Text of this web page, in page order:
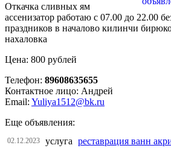
Откачка сливных ям
ассенизатор работаю с 07.00 до 22.00
праздников в началово килинчи
нахаловка
Цена: 800 рублей
Телефон: 89608635655
Контактное лицо: Андрей
Email: Yuliya1512@bk.ru
Еще объявления:
02.12.2023 услуга реставрация ванн